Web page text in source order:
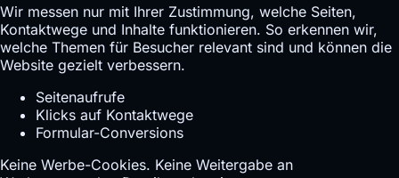
Wir messen nur mit Ihrer Zustimmung, welche Seiten,
Kontaktwege und Inhalte funktionieren. So erkennen wir,
welche Themen für Besucher relevant sind und können die
Website gezielt verbessern.
Seitenaufrufe
Klicks auf Kontaktwege
Formular-Conversions
Keine Werbe-Cookies. Keine Weitergabe an